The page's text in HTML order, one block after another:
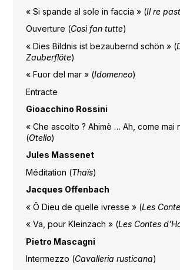
« Si spande al sole in faccia » (Il re
Ouverture (Così fan tutte)
« Dies Bildnis ist bezaubernd schön » (
Zauberflöte)
« Fuor del mar » (Idomeneo)
Entracte
Gioacchino Rossini
« Che ascolto ? Ahimè … Ah, come mai
(Otello)
Jules Massenet
Méditation (Thaïs)
Jacques Offenbach
« Ô Dieu de quelle ivresse » (Les
« Va, pour Kleinzach » (Les Contes
Pietro Mascagni
Intermezzo (Cavalleria rusticana)